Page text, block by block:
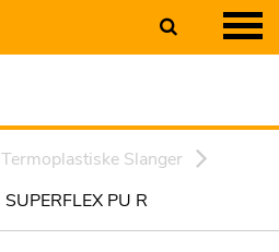
Termoplastiske Slanger
SUPERFLEX PU R